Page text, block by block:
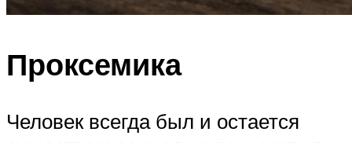
Проксемика
Человек всегда был и остается